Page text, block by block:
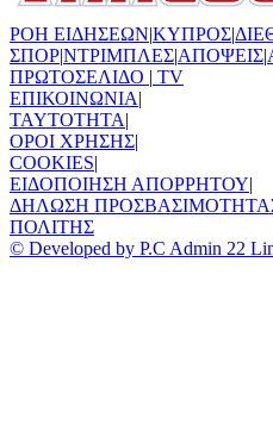
ΡΟΗ ΕΙΔΗΣΕΩΝ|ΚΥΠΡΟΣ|
ΣΠΟΡ|ΝΤΡΙΜΠΛΕΣ|ΑΠΟΨΕΙΣ|
ΠΡΩΤΟΣΕΛΙΔΟ | TV
ΕΠΙΚΟΙΝΩΝΙΑ|
TAYTOTHTA|
ΟΡΟΙ ΧΡΗΣΗΣ|
COOKIES|
ΕΙΔΟΠΟΙΗΣΗ ΑΠΟΡΡΗΤΟΥ|
ΔΗΛΩΣΗ
ΠΟΛΙΤΗΣ
© Developed by P.C Admin 22